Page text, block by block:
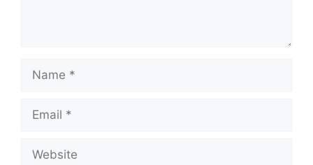
Name
Email
Website